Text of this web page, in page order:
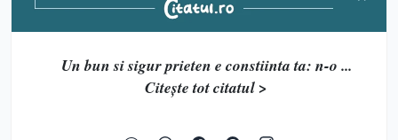
Un bun si sigur prieten e constiinta ta: n-o ...
Citește tot citatul >